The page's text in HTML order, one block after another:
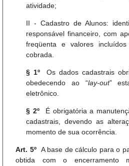
atividade;
II - Cadastro de Alunos:
responsável financeiro, com
freqüenta e valores
cobrada.
§ 1ºOs dados cadastrais
obedecendo ao “lay-out”
eletrônico.
§ 2º É obrigatória a
cadastrais, devendo as
momento de sua ocorrência.
Art. 5º A base de cálculo para o
obtida com o encerramento